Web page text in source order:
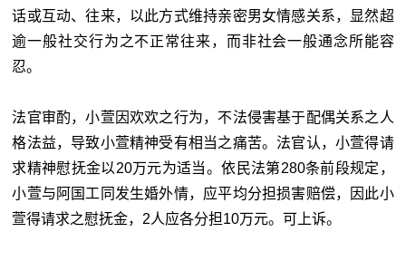
话或互动、往来，以此方式维持亲密男女情感关系，显然超
逾一般社交行为之不正常往来，而非社会一般通念所能容
忍。
法官审酌，小萱因欢欢之行为，不法侵害基于配偶关系之人
格法益，导致小萱精神受有相当之痛苦。法官认，小萱得请
求精神慰抚金以20万元为适当。依民法第280条前段规定，
小萱与阿国工同发生婚外情，应平均分担损害赔偿，因此小
萱得请求之慰抚金，2人应各分担10万元。可上诉。